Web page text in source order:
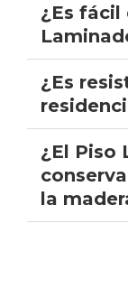
¿Es fácil
¿Es
¿El Piso
la